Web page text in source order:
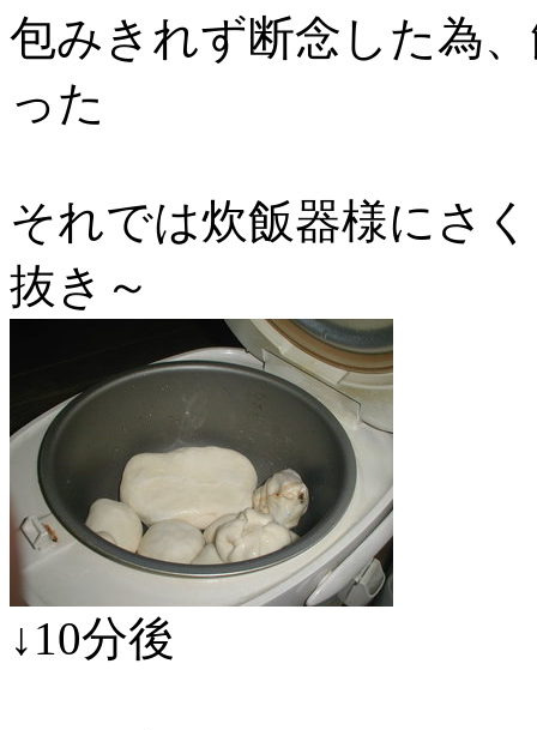
包みきれず断念した為
った
それでは炊飯器様にさ
抜き～
↓10分後